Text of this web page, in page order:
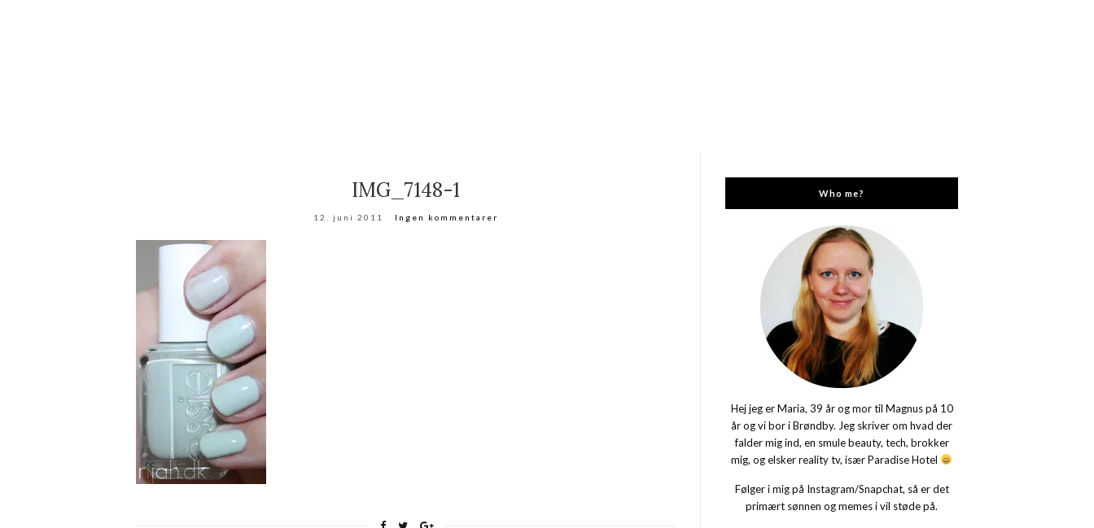
IMG_7148-1
12. juni 2011 Ingen kommentarer
Who me?
Hej jeg er Maria, 39 år og mor til Magnus på 10
år og vi bor i Brøndby. Jeg skriver om hvad der
falder mig ind, en smule beauty, tech, brokker
mig, og elsker reality tv, især Paradise Hotel
Følger i mig på Instagram/Snapchat, så er det
primært sønnen og memes i vil støde på.